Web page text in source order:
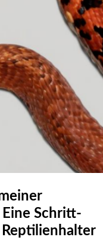
Schritt-